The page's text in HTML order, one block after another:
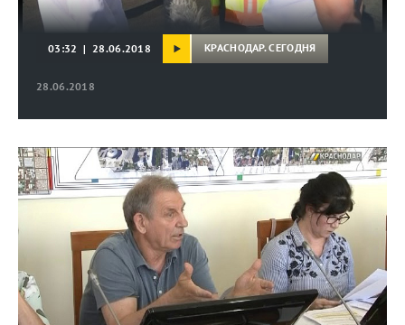
28.06.2018
03:32 | 28.06.2018 КРАСНОДАР. СЕГОДНЯ